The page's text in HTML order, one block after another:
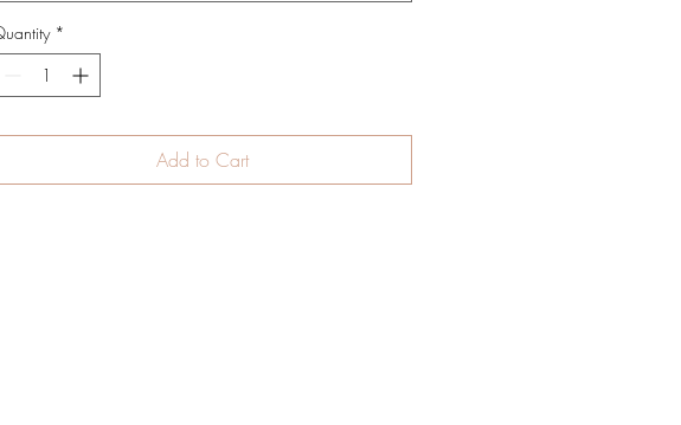
*
Add to Cart